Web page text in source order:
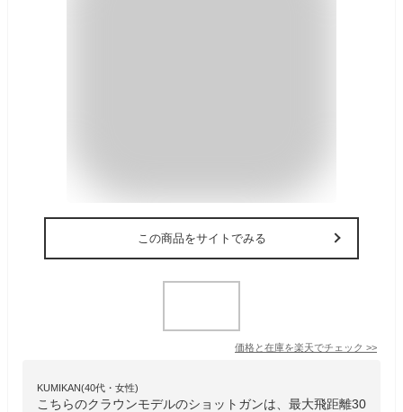
この商品をサイトでみる
価格と在庫を楽天でチェック >>
KUMIKAN(40代・女性)
こちらのクラウンモデルのショットガンは、最大飛距離30